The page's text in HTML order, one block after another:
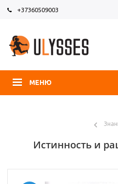
+37360509003
МЕНЮ
Истинность и